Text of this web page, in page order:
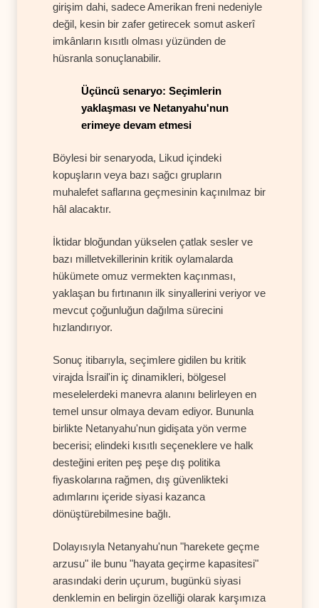
girişim dahi, sadece Amerikan freni nedeniyle
değil, kesin bir zafer getirecek somut askerî
imkânların kısıtlı olması yüzünden de
hüsranla sonuçlanabilir.
Üçüncü senaryo: Seçimlerin
yaklaşması ve Netanyahu'nun
erimeye devam etmesi
Böylesi bir senaryoda, Likud içindeki
kopuşların veya bazı sağcı grupların
muhalefet saflarına geçmesinin kaçınılmaz bir
hâl alacaktır.
İktidar bloğundan yükselen çatlak sesler ve
bazı milletvekillerinin kritik oylamalarda
hükümete omuz vermekten kaçınması,
yaklaşan bu fırtınanın ilk sinyallerini veriyor ve
mevcut çoğunluğun dağılma sürecini
hızlandırıyor.
Sonuç itibarıyla, seçimlere gidilen bu kritik
virajda İsrail'in iç dinamikleri, bölgesel
meselelerdeki manevra alanını belirleyen en
temel unsur olmaya devam ediyor. Bununla
birlikte Netanyahu'nun gidişata yön verme
becerisi; elindeki kısıtlı seçeneklere ve halk
desteğini eriten peş peşe dış politika
fiyaskolarına rağmen, dış güvenlikteki
adımlarını içeride siyasi kazanca
dönüştürebilmesine bağlı.
Dolayısıyla Netanyahu'nun "harekete geçme
arzusu" ile bunu "hayata geçirme kapasitesi"
arasındaki derin uçurum, bugünkü siyasi
denklemin en belirgin özelliği olarak karşımıza